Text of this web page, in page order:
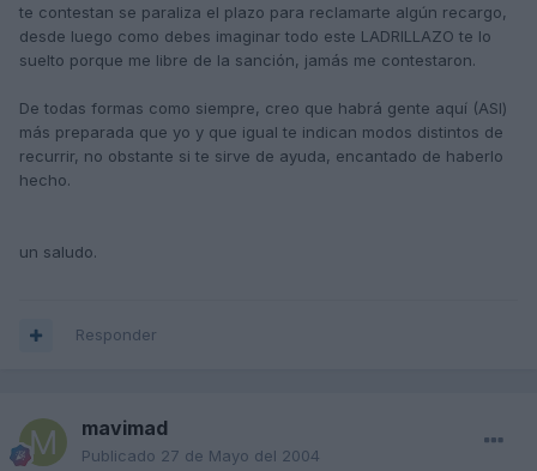
te contestan se paraliza el plazo para reclamarte algún recargo,
desde luego como debes imaginar todo este LADRILLAZO te lo
suelto porque me libre de la sanción, jamás me contestaron.
De todas formas como siempre, creo que habrá gente aquí (ASI)
más preparada que yo y que igual te indican modos distintos de
recurrir, no obstante si te sirve de ayuda, encantado de haberlo
hecho.
un saludo.
Responder
mavimad
Publicado 27 de Mayo del 2004